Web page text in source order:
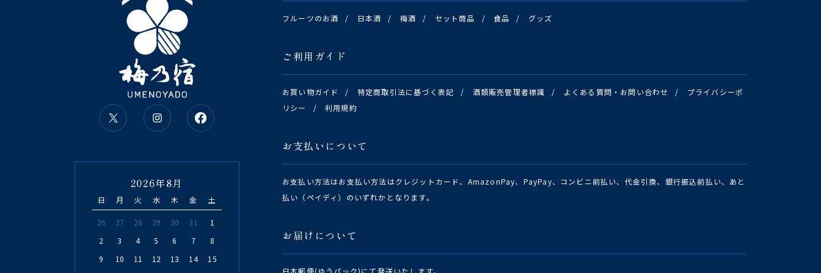
フルーツのお酒 / 日本酒 / 梅酒 / セット商品 / 食品 / グッズ
ご利用ガイド
お買い物ガイド / 特定商取引法に基づく表記 / 酒類販売管理者標識 / よくある質問・お問い合わせ /
プライバシーポ
リシー
/ 利用規約
お支払いについて
お支払い方法はお支払い方法はクレジットカード、AmazonPay、PayPay、コンビニ前払い、代金引換、銀行振込前払い、あと
払い（ペイディ）のいずれかとなります。
お届けについて
2026年8月
日 月 火 水 木 金 土
26 27 28 29 30 31
1
2
3 4 5 6 7
8
9
10 11 12 13 14
15